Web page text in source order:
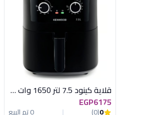
قلاية كينود 7.5 لتر 1650 وات اسود
EGP6175
0
(0)
0 تم البيع